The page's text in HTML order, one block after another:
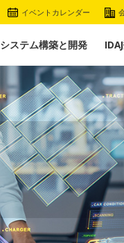
イベントカレンダー
システム構築と開発